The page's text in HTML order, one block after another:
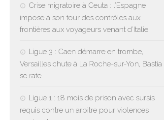
Crise migratoire à Ceuta : l’Espagne
impose à son tour des contrôles aux
frontières aux voyageurs venant d’Italie
Ligue 3 : Caen démarre en trombe,
Versailles chute à La Roche-sur-Yon, Bastia
se rate
Ligue 1 : 18 mois de prison avec sursis
requis contre un arbitre pour violences